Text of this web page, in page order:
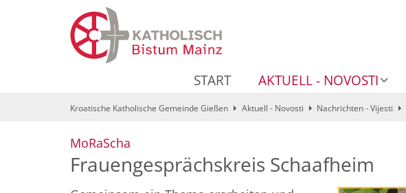
START AKTUELL - NOVOSTI
Kroatische Katholische Gemeinde Gießen Aktuell - Novosti Nachrichten - Vijesti
MoRaScha
Frauengesprächskreis Schaafheim